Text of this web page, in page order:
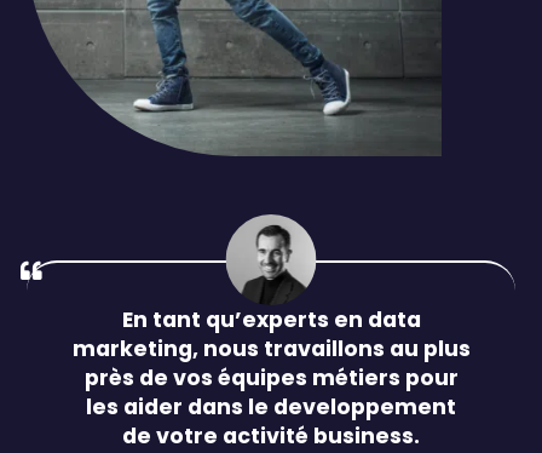
En tant qu’experts en data
marketing, nous travaillons au plus
près de vos équipes métiers pour
les aider dans le developpement
de votre activité business.